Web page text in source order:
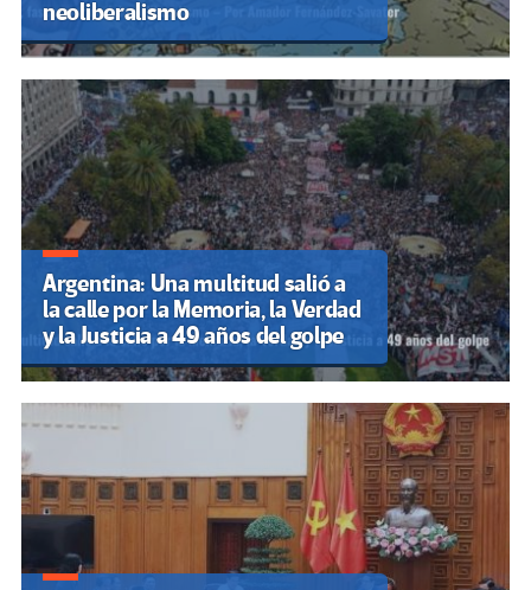
neoliberalismo
Argentina: Una multitud salió a
la calle por la Memoria, la Verdad
y la Justicia a 49 años del golpe